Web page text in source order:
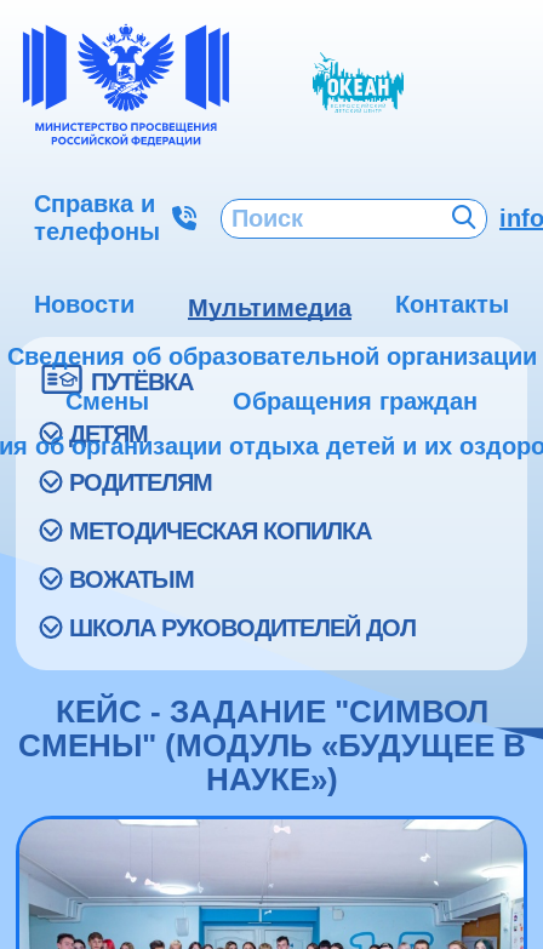
Справка и
телефоны
Новости Мультимедиа
Контакты
Сведения об образовательной организации
Смены
Обращения граждан
об организации отдыха детей и их
ПУТЁВКА
ДЕТЯМ
РОДИТЕЛЯМ
МЕТОДИЧЕСКАЯ КОПИЛКА
ВОЖАТЫМ
ШКОЛА РУКОВОДИТЕЛЕЙ ДОЛ
КЕЙС - ЗАДАНИЕ "СИМВОЛ
СМЕНЫ" (МОДУЛЬ «БУДУЩЕЕ В
НАУКЕ»)